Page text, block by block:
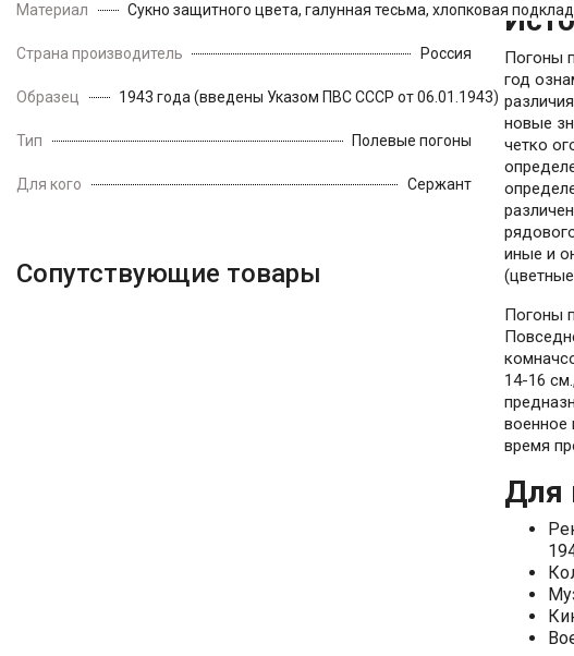
Материал Сукно защитного цвета, галунная тесьма, хлопковая
Страна производитель Россия
Образец 1943 года (введены Указом ПВС СССР от 06.01.1943)
Тип Полевые погоны
Для кого Сержант
Сопутствующие товары
Погоны
год
новые
четко
иные и
Погоны
14-16
военное
время
Для